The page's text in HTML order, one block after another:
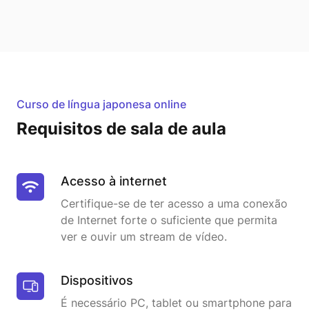
Curso de língua japonesa online
Requisitos de sala de aula
Acesso à internet
Certifique-se de ter acesso a uma conexão
de Internet forte o suficiente que permita
ver e ouvir um stream de vídeo.
Dispositivos
É necessário PC, tablet ou smartphone para